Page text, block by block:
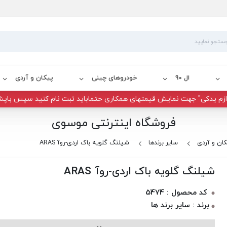
ال 90 خودروهای چینی پیکان و آردی
یدکی" جهت نمایش قیمتهای همکاری حتماباید ثبت نام کنید سپس
فروشگاه اینترنتی موسوی
و آردی سایر برندها شیلنگ گلویه باک اردی-روآ ARAS
شیلنگ گلویه باک اردی-روآ ARAS
کد محصول : 5474
برند : سایر برند ها